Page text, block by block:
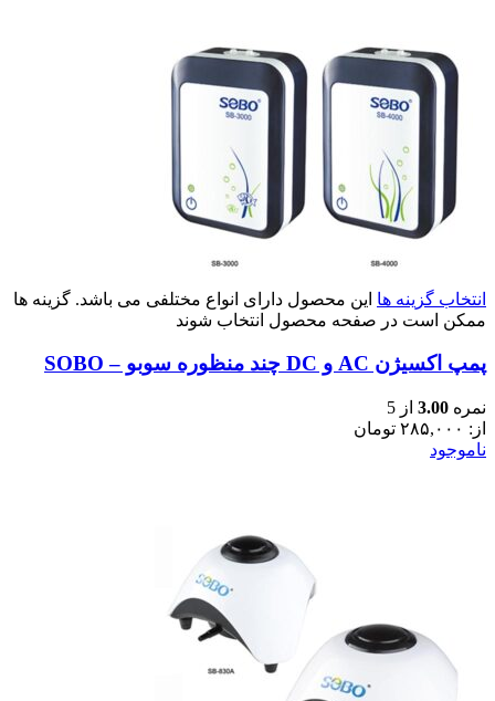
انتخاب گزینه ها این محصول دارای انواع مختلفی می باشد. گزینه ها
ممکن است در صفحه محصول انتخاب شوند
پمپ اکسیژن AC و DC چند منظوره سوبو – SOBO
نمره 3.00 از 5
از: ۲۸۵,۰۰۰ تومان
ناموجود